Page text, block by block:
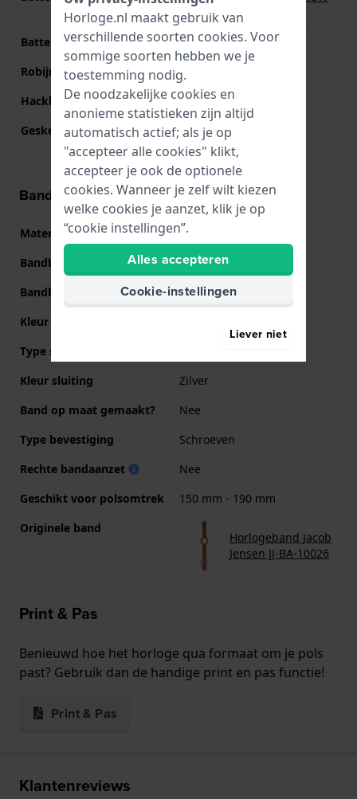
Batterij
Batterijduur
40 Maanden
Robijnen
5
Hackbaar
Ja
Geskeletteerd
Nee
Band informatie
Materiaal Band
Leer
Bandbreedte
16 mm
Bandbreedte bij sluiting
16 mm
Kleur Band
Type sluiting
Kleur sluiting
Zilver
Band op maat gemaakt?
Nee
Type bevestiging
Schroeven
Rechte bandaanzet
Nee
Geschikt voor polsomtrek
150 mm - 190 mm
Originele band
Horlogeband Jacob
Jensen JJ-BA-10026
Print & Pas
Benieuwd hoe het horloge qua formaat om je pols
past? Gebruik dan de handige print en pas functie!
Print & Pas
Klantenreviews
Horloge.nl maakt gebruik van
verschillende soorten cookies. Voor
sommige soorten hebben we je
toestemming nodig.
De noodzakelijke cookies en
anonieme statistieken zijn altijd
automatisch actief; als je op
"accepteer alle cookies" klikt,
accepteer je ook de optionele
cookies. Wanneer je zelf wilt kiezen
welke cookies je aanzet, klik je op
“cookie instellingen”.
Alles accepteren
Cookie-instellingen
Liever niet